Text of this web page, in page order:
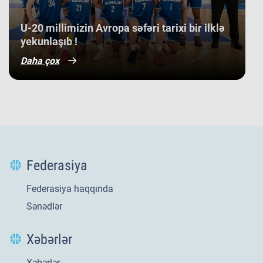
​U-20 millimizin Avropa səfəri tarixi bir ilklə
yekunlaşıb !
Daha çox
Yeni
Federasiya
Federasiya haqqında
Sənədlər
Xəbərlər